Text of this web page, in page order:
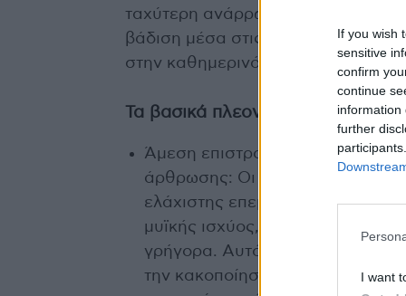
If you wish
sensitive
confirm
continue
information
further
I want
ταχύτερη ανάρρωση, σαφώς
βάδιση μέσα στις 2 πρώτες
στην καθημερινότητά του.
Τα βασικά πλεονεκτήματα της
Άμεση επιστροφή της
άρθρωσης: Οι ασθενείς που
ελάχιστης επεμβατικότητας
μυϊκής ισχύος, την κινητικότητα
γρήγορα. Αυτό συμβαίνει λόγω
την κακοποίηση του μηχανισμού